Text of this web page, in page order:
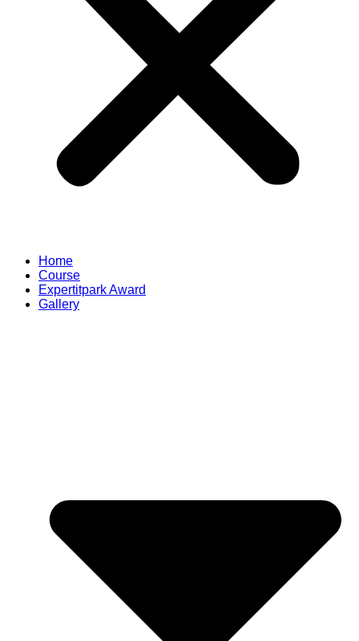
Home
Course
Expertitpark Award
Gallery